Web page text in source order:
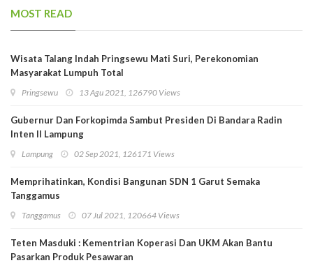
MOST READ
Wisata Talang Indah Pringsewu Mati Suri, Perekonomian
Masyarakat Lumpuh Total
Pringsewu 13 Agu 2021, 126790 Views
Gubernur Dan Forkopimda Sambut Presiden Di Bandara Radin
Inten II Lampung
Lampung 02 Sep 2021, 126171 Views
Memprihatinkan, Kondisi Bangunan SDN 1 Garut Semaka
Tanggamus
Tanggamus 07 Jul 2021, 120664 Views
Teten Masduki : Kementrian Koperasi Dan UKM Akan Bantu
Pasarkan Produk Pesawaran